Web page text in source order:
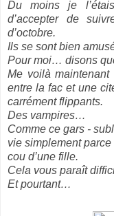
Du moins je
d’accepter de
d’octobre.
Ils se sont bien
Pour moi… disons
Me voilà maintenant
entre la fac et une
carrément flippants.
Des vampires…
Comme ce gars -
vie simplement
cou d’une fille.
Cela vous paraît
Et pourtant…